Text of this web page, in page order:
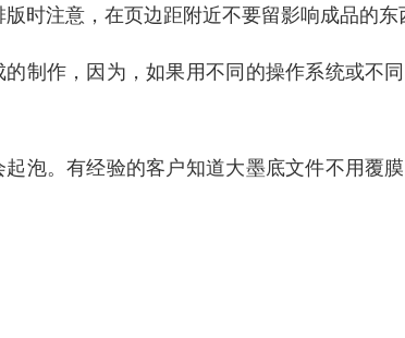
时注意，在页边距附近不要留影响成品的东
制作，因为，如果用不同的操作系统或不
泡。有经验的客户知道大墨底文件不用覆